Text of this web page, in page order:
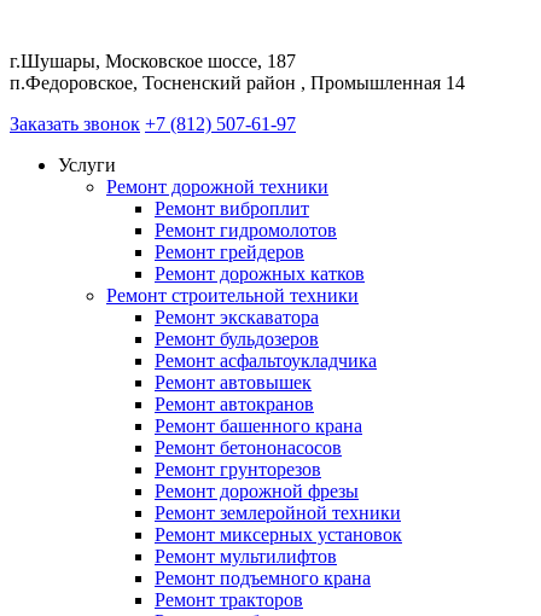
г.Шушары, Московское шоссе, 187
п.Федоровское, Тосненский район , Промышленная 14
Заказать звонок +7 (812) 507-61-97
Услуги
Ремонт дорожной техники
Ремонт виброплит
Ремонт гидромолотов
Ремонт грейдеров
Ремонт дорожных катков
Ремонт строительной техники
Ремонт экскаватора
Ремонт бульдозеров
Ремонт асфальтоукладчика
Ремонт автовышек
Ремонт автокранов
Ремонт башенного крана
Ремонт бетононасосов
Ремонт грунторезов
Ремонт дорожной фрезы
Ремонт землеройной техники
Ремонт миксерных установок
Ремонт мультилифтов
Ремонт подъемного крана
Ремонт тракторов